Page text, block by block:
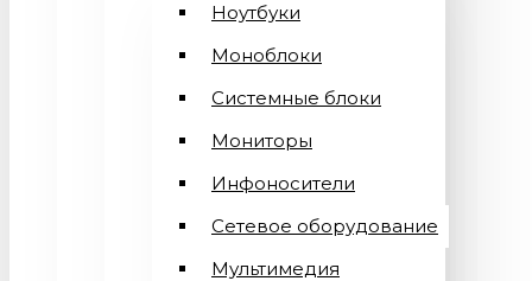
Ноутбуки
Моноблоки
Системные блоки
Мониторы
Инфоносители
Сетевое оборудование
Мультимедия